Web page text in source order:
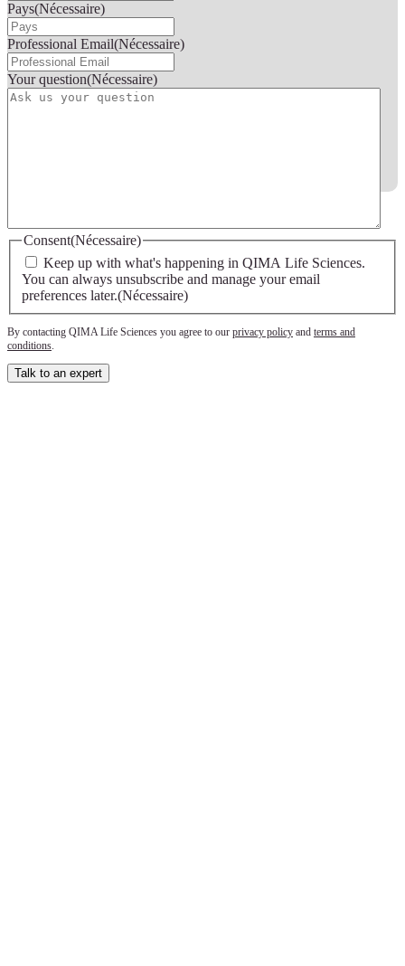
Pays(Nécessaire)
Professional Email(Nécessaire)
Your question(Nécessaire)
Consent(Nécessaire)
Keep up with what's happening in QIMA Life Sciences.
You can always unsubscribe and manage your email
preferences later.(Nécessaire)
By contacting QIMA Life Sciences you agree to our privacy policy and terms and
conditions.
Talk to an expert